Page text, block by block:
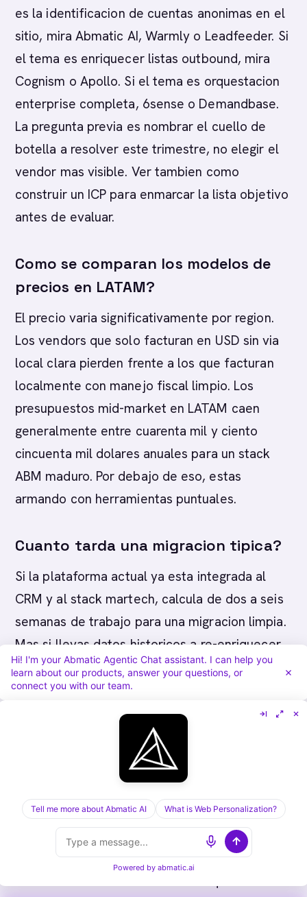
es la identificacion de cuentas anonimas en el
sitio, mira Abmatic AI, Warmly o Leadfeeder. Si
el tema es enriquecer listas outbound, mira
Cognism o Apollo. Si el tema es orquestacion
enterprise completa, 6sense o Demandbase.
La pregunta previa es nombrar el cuello de
botella a resolver este trimestre, no elegir el
vendor mas visible. Ver tambien como
construir un ICP para enmarcar la lista objetivo
antes de evaluar.
Como se comparan los modelos de
precios en LATAM?
El precio varia significativamente por region.
Los vendors que solo facturan en USD sin via
local clara pierden frente a los que facturan
localmente con manejo fiscal limpio. Los
presupuestos mid-market en LATAM caen
generalmente entre cuarenta mil y ciento
cincuenta mil dolares anuales para un stack
ABM maduro. Por debajo de eso, estas
armando con herramientas puntuales.
Cuanto tarda una migracion tipica?
Si la plataforma actual ya esta integrada al
CRM y al stack martech, calcula de dos a seis
semanas de trabajo para una migracion limpia.
Mas si llevas datos historicos a re-enriquecer,
o si no hay un RevOps dedicado pilotando el
cambio.
La huella regulatoria es diferente de
un despliegue estadounidense?
de datos locales (Mexico, Argentina, Colombia,
Chile) fijan reglas de procesamiento que
difieren del enfoque estadounidense.
Hi! I'm your Abmatic Agentic Chat assistant. I can help you
learn about our products, answer your questions, or
connect you with our team.
Tell me more about Abmatic AI What is Web Personalization?
Powered by abmatic.ai